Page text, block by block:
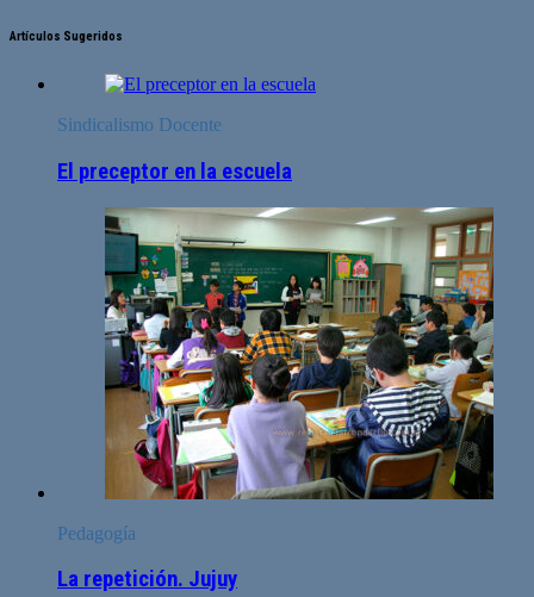
Artículos Sugeridos
Sindicalismo Docente
El preceptor en la escuela
Pedagogía
La repetición. Jujuy